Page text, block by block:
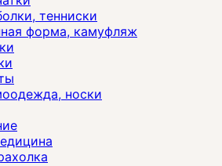
тенниски
форма, камуфляж
носки